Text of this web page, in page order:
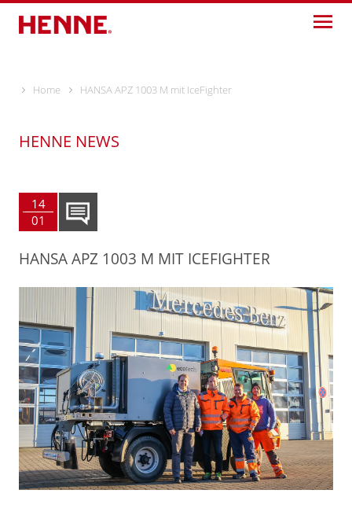
Skip
content
Home HANSA APZ 1003 M mit IceFighter
HENNE NEWS
14
01
HANSA APZ 1003 M MIT ICEFIGHTER